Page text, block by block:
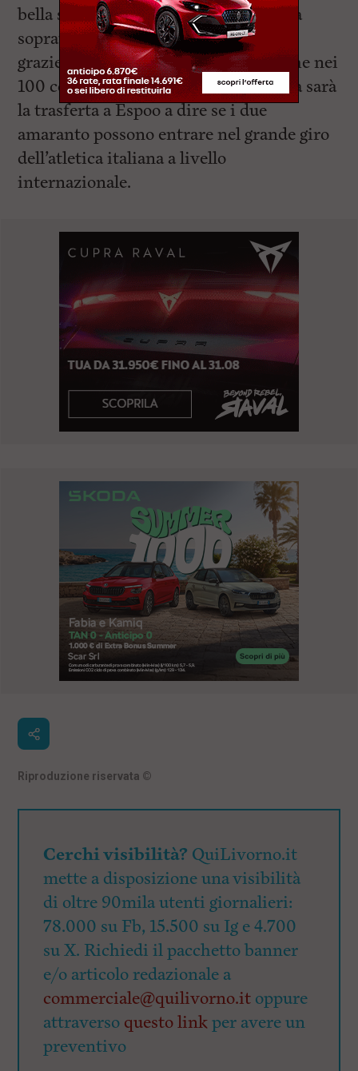
bella scoperta per il club amaranto ma
soprattutto atleta dalle immense doti
grazie ai risultati, se pur ventosi, anche nei
100 con 11”56 e nei 200 con 23”9. Ora sarà
la trasferta a Espoo a dire se i due
amaranto possono entrare nel grande giro
dell’atletica italiana a livello
internazionale.
Riproduzione riservata ©
Cerchi visibilità? QuiLivorno.it
mette a disposizione una visibilità
di oltre 90mila utenti giornalieri:
78.000 su Fb, 15.500 su Ig e 4.700
su X. Richiedi il pacchetto banner
e/o articolo redazionale a
commerciale@quilivorno.it oppure
attraverso questo linkper avere un
preventivo